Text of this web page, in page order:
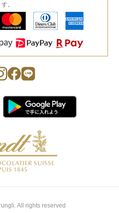
す。
All rights reserved